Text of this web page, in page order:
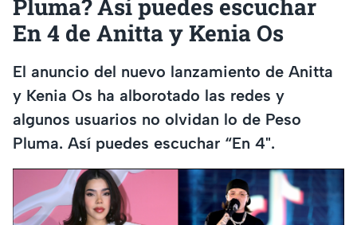
Pluma? Así puedes escuchar
En 4 de Anitta y Kenia Os
El anuncio del nuevo lanzamiento de Anitta
y Kenia Os ha alborotado las redes y
algunos usuarios no olvidan lo de Peso
Pluma. Así puedes escuchar “En 4".